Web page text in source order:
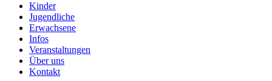
Kinder
Jugendliche
Erwachsene
Infos
Veranstaltungen
Über uns
Kontakt